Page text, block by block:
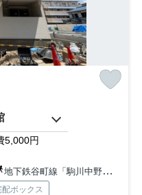
5,000円
地下鉄谷町線「駒川中野」駅 徒歩10分
配ボックス